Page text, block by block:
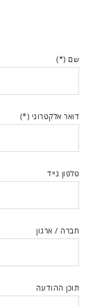
שם (*)
דואר אלקטרוני (*)
טלפון נייד
חברה / ארגון
תוכן ההודעה